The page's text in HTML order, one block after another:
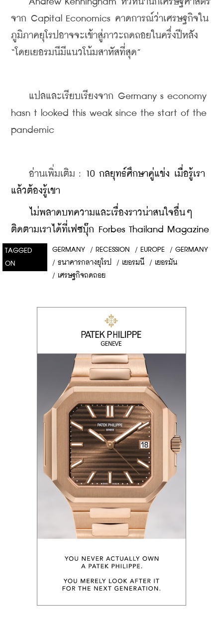
จาก Capital Economics คาดการณ์ว่าเศรษฐกิจใน
ภูมิภาคยุโรปอาจจะเข้าสู่ภาวะถดถอยในครึ่งปีหลัง
“โดยเยอรมนีมีแนวโน้มสาหัสที่สุด”
แปลและเรียบเรียงจาก Germany s economy
hasn t looked this weak since the start of the
pandemic
อ่านเพิ่มเติม :
10 กลยุทธ์ศึกษาคู่แข่ง เมื่อรู้เรา
แล้วต้องรู้เขา
ไม่พลาดบทความและเรื่องราวน่าสนใจอื่นๆ
ติดตามเราได้ที่เฟซบุ๊ก Forbes Thailand Magazine
TAGGED
ON
GERMANY / RECESSION / EUROPE / GERMANY
/ ธนาคารกลางยุโรป / เยอรมนี / เยอรมัน
/ เศรษฐกิจถดถอย